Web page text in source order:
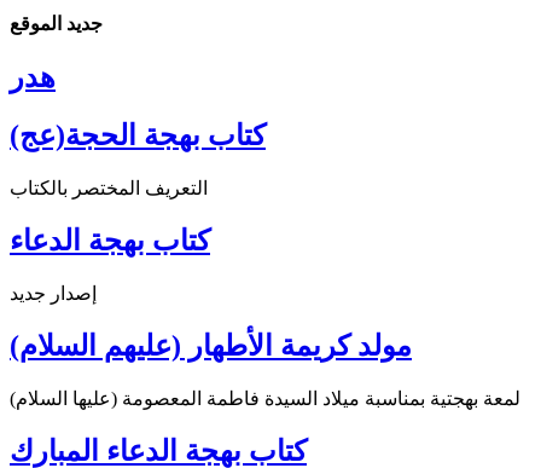
جديد الموقع
هدر
كتاب بهجة الحجة(عج)
التعريف المختصر بالكتاب
كتاب بهجة الدعاء
إصدار جديد
مولد كريمة الأطهار (عليهم السلام)
لمعة بهجتية بمناسبة ميلاد السيدة فاطمة المعصومة (عليها السلام)
كتاب بهجة الدعاء المبارك